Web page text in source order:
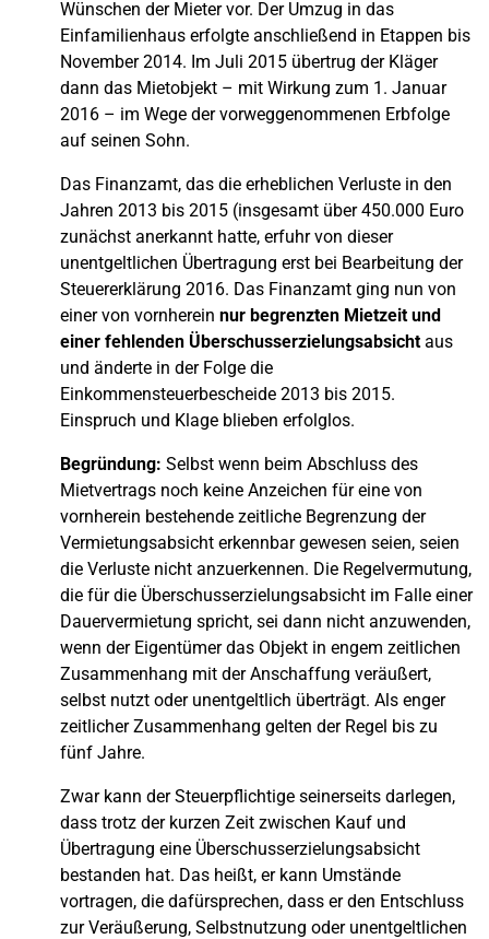
Wünschen der Mieter vor. Der Umzug in das
Einfamilienhaus erfolgte anschließend in Etappen bis
November 2014. Im Juli 2015 übertrug der Kläger
dann das Mietobjekt – mit Wirkung zum 1. Januar
2016 – im Wege der vorweggenommenen Erbfolge
auf seinen Sohn.
Das Finanzamt, das die erheblichen Verluste in den
Jahren 2013 bis 2015 (insgesamt über 450.000 Euro
zunächst anerkannt hatte, erfuhr von dieser
unentgeltlichen Übertragung erst bei Bearbeitung der
Steuererklärung 2016. Das Finanzamt ging nun von
einer von vornherein nur begrenzten Mietzeit und
einer fehlenden Überschusserzielungsabsichtaus
und änderte in der Folge die
Einkommensteuerbescheide 2013 bis 2015.
Einspruch und Klage blieben erfolglos.
Begründung: Selbst wenn beim Abschluss des
Mietvertrags noch keine Anzeichen für eine von
vornherein bestehende zeitliche Begrenzung der
Vermietungsabsicht erkennbar gewesen seien, seien
die Verluste nicht anzuerkennen. Die Regelvermutung,
die für die Überschusserzielungsabsicht im Falle einer
Dauervermietung spricht, sei dann nicht anzuwenden,
wenn der Eigentümer das Objekt in engem zeitlichen
Zusammenhang mit der Anschaffung veräußert,
selbst nutzt oder unentgeltlich überträgt. Als enger
zeitlicher Zusammenhang gelten der Regel bis zu
fünf Jahre.
Zwar kann der Steuerpflichtige seinerseits darlegen,
dass trotz der kurzen Zeit zwischen Kauf und
Übertragung eine Überschusserzielungsabsicht
bestanden hat. Das heißt, er kann Umstände
vortragen, die dafürsprechen, dass er den Entschluss
zur Veräußerung, Selbstnutzung oder unentgeltlichen